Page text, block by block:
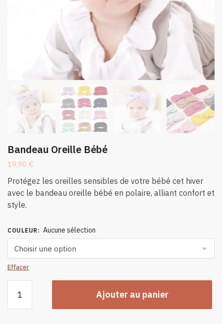
Bandeau Oreille Bébé
19,90 €
Protégez les oreilles sensibles de votre bébé cet hiver
avec le bandeau oreille bébé en polaire, alliant confort et
style.
COULEUR : Aucune sélection
Effacer
Bandeau
Ajouter au panier